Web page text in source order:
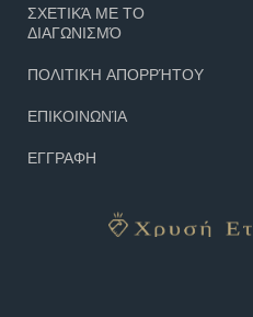
ΣΧΕΤΙΚΆ ΜΕ ΤΟ
ΔΙΑΓΩΝΙΣΜΌ
ΠΟΛΙΤΙΚΉ ΑΠΟΡΡΉΤΟΥ
ΕΠΙΚΟΙΝΩΝΊΑ
ΕΓΓΡΑΦΗ